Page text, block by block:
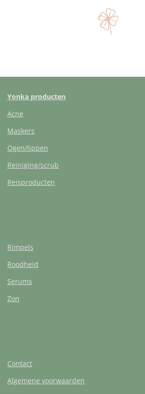
Yonka producten
Acne
Maskers
Ogen/lippen
Reiniging/scrub
Reisproducten
Rimpels
Roodheid
Serums
Zon
Contact
Algemene voorwaarden